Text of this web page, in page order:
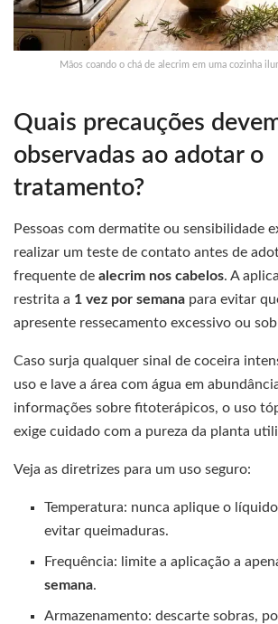
Mãos coando o chá de alecrim em uma cozinha
Quais precauções
observadas ao adotar o
tratamento?
Pessoas com dermatite ou sensibilidade
realizar um teste de contato antes de
frequente de alecrim nos cabelos. A
restrita a 1 vez por semana para evitar
apresente ressecamento excessivo ou
Caso surja qualquer sinal de coceira
uso e lave a área com água em
informações sobre fitoterápicos, o uso
exige cuidado com a pureza da planta
Veja as diretrizes para um uso seguro:
Temperatura: nunca aplique o
evitar queimaduras.
Frequência: limite a aplicação a
semana.
Armazenamento: descarte sobras,